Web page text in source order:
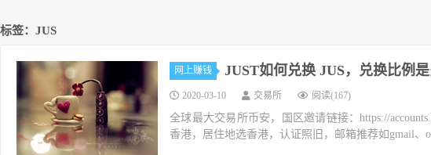
标签：JUS
网上赚钱 JUST如何兑换 JUS，兑换比例是
2020-03-10 交易所 阅读(167)
全球最大交易所币安，国区邀请链接：https://
香港，居住地选香港，认证照旧，邮箱推荐如gmail、